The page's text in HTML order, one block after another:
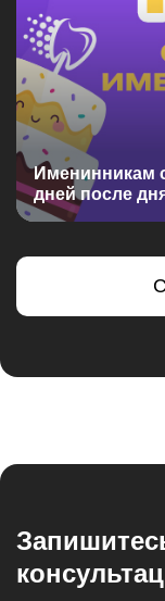
Именинникам
дней после